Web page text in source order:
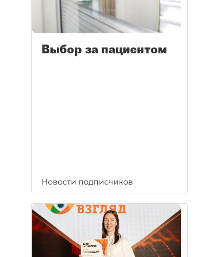
Выбор за пациентом
Новости подписчиков